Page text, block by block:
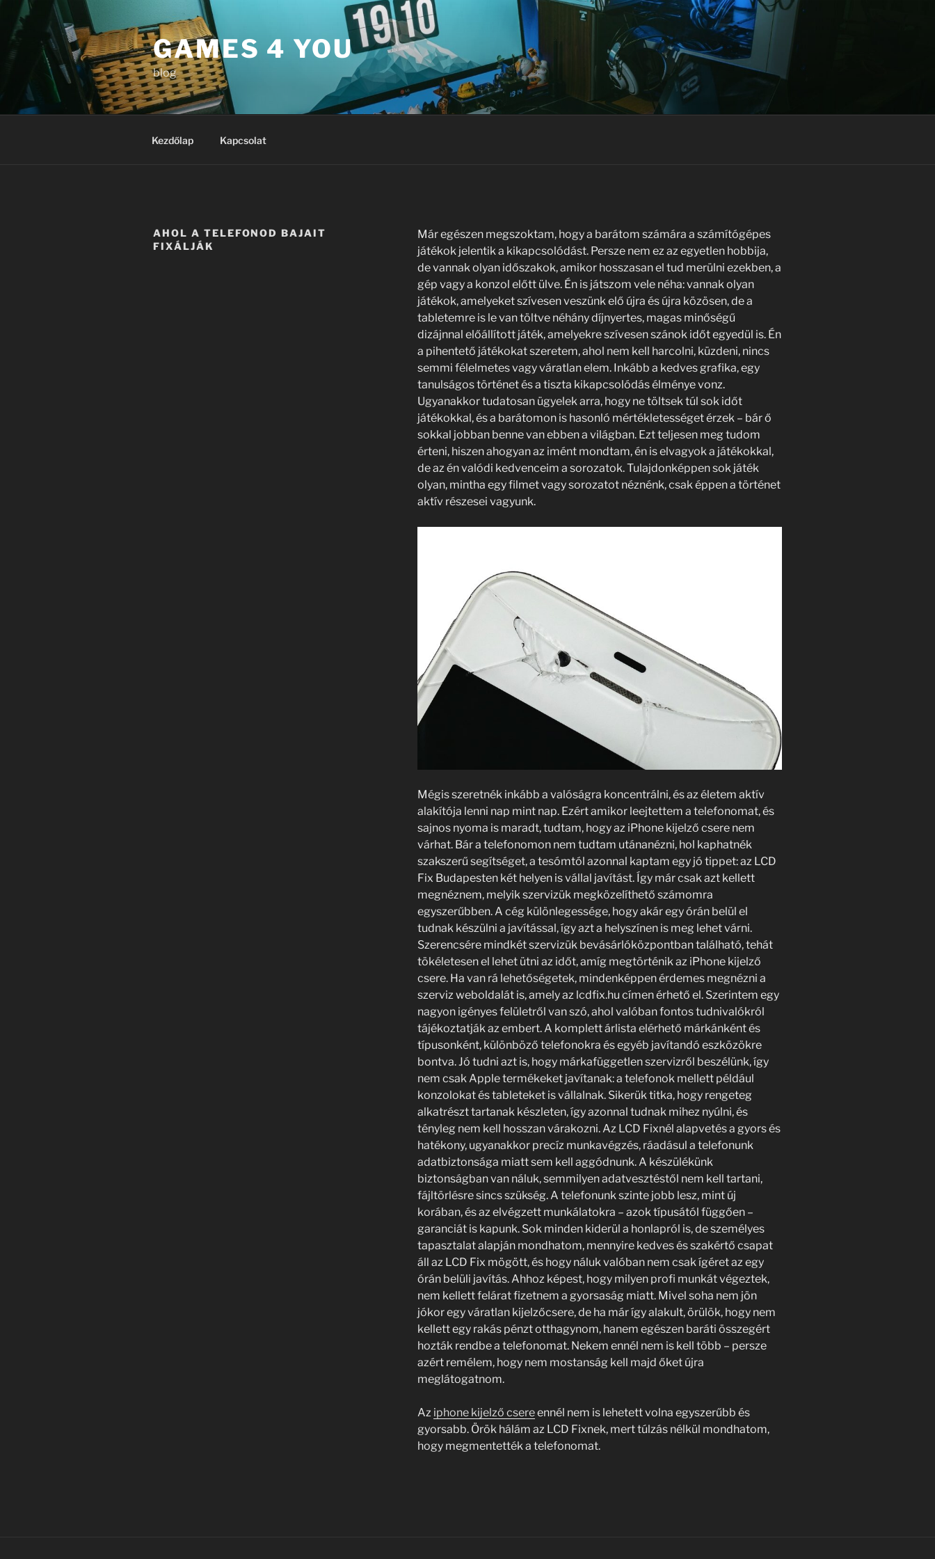
Tartalomhoz
GAMES 4 YOU
blog
Kezdőlap Kapcsolat
AHOL A TELEFONOD BAJAIT
FIXÁLJÁK
Már egészen megszoktam, hogy a barátom számára a számítógépes
játékok jelentik a kikapcsolódást. Persze nem ez az egyetlen hobbija,
de vannak olyan időszakok, amikor hosszasan el tud merülni ezekben, a
gép vagy a konzol előtt ülve. Én is játszom vele néha: vannak olyan
játékok, amelyeket szívesen veszünk elő újra és újra közösen, de a
tabletemre is le van töltve néhány díjnyertes, magas minőségű
dizájnnal előállított játék, amelyekre szívesen szánok időt egyedül is. Én
a pihentető játékokat szeretem, ahol nem kell harcolni, küzdeni, nincs
semmi félelmetes vagy váratlan elem. Inkább a kedves grafika, egy
tanulságos történet és a tiszta kikapcsolódás élménye vonz.
Ugyanakkor tudatosan ügyelek arra, hogy ne töltsek túl sok időt
játékokkal, és a barátomon is hasonló mértékletességet érzek – bár ő
sokkal jobban benne van ebben a világban. Ezt teljesen meg tudom
érteni, hiszen ahogyan az imént mondtam, én is elvagyok a játékokkal,
de az én valódi kedvenceim a sorozatok. Tulajdonképpen sok játék
olyan, mintha egy filmet vagy sorozatot néznénk, csak éppen a történet
aktív részesei vagyunk.
Mégis szeretnék inkább a valóságra koncentrálni, és az életem aktív
alakítója lenni nap mint nap. Ezért amikor leejtettem a telefonomat, és
sajnos nyoma is maradt, tudtam, hogy az iPhone kijelző csere nem
várhat. Bár a telefonomon nem tudtam utánanézni, hol kaphatnék
szakszerű segítséget, a tesómtól azonnal kaptam egy jó tippet: az LCD
Fix Budapesten két helyen is vállal javítást. Így már csak azt kellett
megnéznem, melyik szervizük megközelíthető számomra
egyszerűbben. A cég különlegessége, hogy akár egy órán belül el
tudnak készülni a javítással, így azt a helyszínen is meg lehet várni.
Szerencsére mindkét szervizük bevásárlóközpontban található, tehát
tökéletesen el lehet ütni az időt, amíg megtörténik az iPhone kijelző
csere. Ha van rá lehetőségetek, mindenképpen érdemes megnézni a
szerviz weboldalát is, amely az lcdfix.hu címen érhető el. Szerintem egy
nagyon igényes felületről van szó, ahol valóban fontos tudnivalókról
tájékoztatják az embert. A komplett árlista elérhető márkánként és
típusonként, különböző telefonokra és egyéb javítandó eszközökre
bontva. Jó tudni azt is, hogy márkafüggetlen szervizről beszélünk, így
nem csak Apple termékeket javítanak: a telefonok mellett például
konzolokat és tableteket is vállalnak. Sikerük titka, hogy rengeteg
alkatrészt tartanak készleten, így azonnal tudnak mihez nyúlni, és
tényleg nem kell hosszan várakozni. Az LCD Fixnél alapvetés a gyors és
hatékony, ugyanakkor precíz munkavégzés, ráadásul a telefonunk
adatbiztonsága miatt sem kell aggódnunk. A készülékünk
biztonságban van náluk, semmilyen adatvesztéstől nem kell tartani,
fájltörlésre sincs szükség. A telefonunk szinte jobb lesz, mint új
korában, és az elvégzett munkálatokra – azok típusától függően –
garanciát is kapunk. Sok minden kiderül a honlapról is, de személyes
tapasztalat alapján mondhatom, mennyire kedves és szakértő csapat
áll az LCD Fix mögött, és hogy náluk valóban nem csak ígéret az egy
órán belüli javítás. Ahhoz képest, hogy milyen profi munkát végeztek,
nem kellett felárat fizetnem a gyorsaság miatt. Mivel soha nem jön
jókor egy váratlan kijelzőcsere, de ha már így alakult, örülök, hogy nem
kellett egy rakás pénzt otthagynom, hanem egészen baráti összegért
hozták rendbe a telefonomat. Nekem ennél nem is kell több – persze
azért remélem, hogy nem mostanság kell majd őket újra
meglátogatnom.
Az iphone kijelző csereennél nem is lehetett volna egyszerűbb és
gyorsabb. Örök hálám az LCD Fixnek, mert túlzás nélkül mondhatom,
hogy megmentették a telefonomat.